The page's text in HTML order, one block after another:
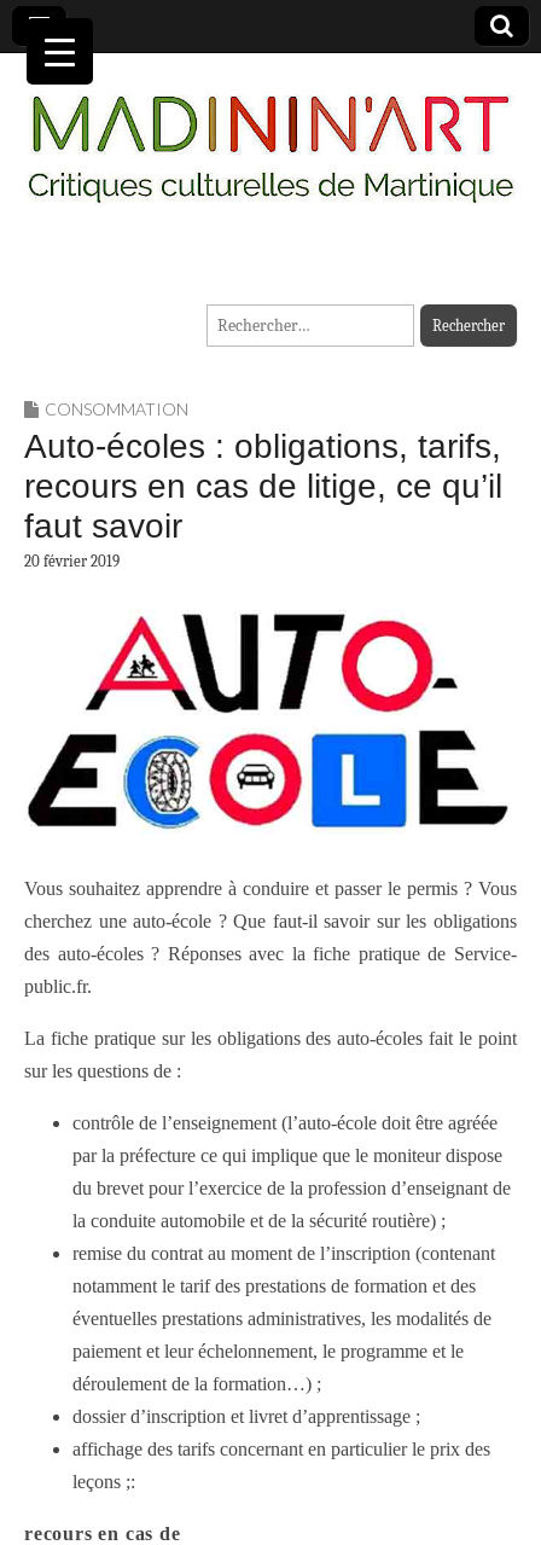
MADININ'ART
Rechercher :
CONSOMMATION
Auto-écoles : obligations, tarifs,
recours en cas de litige, ce qu’il
faut savoir
20 février 2019
Vous souhaitez apprendre à conduire et passer le permis ? Vous
cherchez une auto-école ? Que faut-il savoir sur les obligations
des auto-écoles ? Réponses avec la fiche pratique de Service-
public.fr.
La fiche pratique sur les obligations des auto-écoles fait le point
sur les questions de :
contrôle de l’enseignement (l’auto-école doit être agréée
par la préfecture ce qui implique que le moniteur dispose
du brevet pour l’exercice de la profession d’enseignant de
la conduite automobile et de la sécurité routière) ;
remise du contrat au moment de l’inscription (contenant
notamment le tarif des prestations de formation et des
éventuelles prestations administratives, les modalités de
paiement et leur échelonnement, le programme et le
déroulement de la formation…) ;
dossier d’inscription et livret d’apprentissage ;
affichage des tarifs concernant en particulier le prix des
leçons ;:
recours en cas de